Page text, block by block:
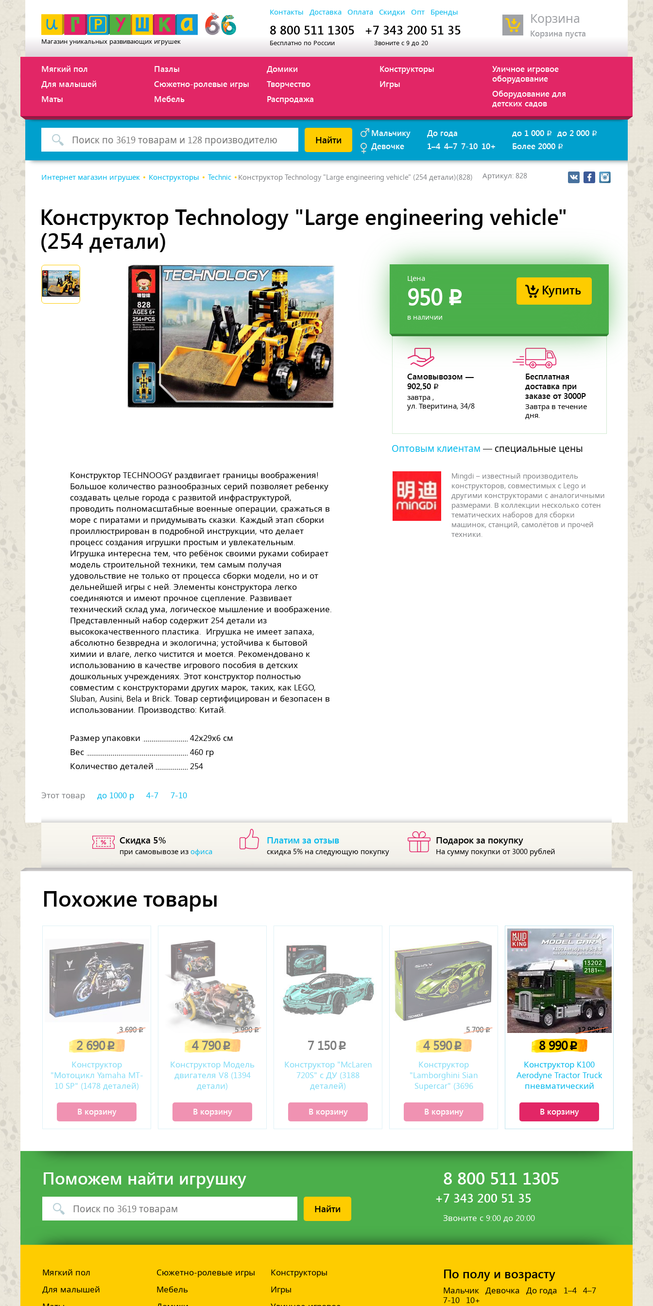
Корзина
Корзина пуста
Магазин уникальных развивающих игрушек
Контакты Доставка Оплата Скидки Опт Бренды
8 800 511 1305
Бесплатно по России
+7 343 200 51 35
Звоните с 9 до 20
Мягкий пол
Для малышей
Маты
Пазлы
Сюжетно-ролевые игры
Мебель
Домики
Творчество
Распродажа
Конструкторы
Игры
Уличное игровое
оборудование
Оборудование для
детских садов
Мальчику
Девочке
До года
1–4 4–7 7-10 10+
до 1 000 p до 2 000 p
Более 2000 p
Найти
Артикул: 828
Интернет магазин игрушек Конструкторы Technic Конструктор Technology "Large engineering vehicle" (254 детали)(828)
Конструктор Technology "Large engineering vehicle"
(254 детали)
Купить
Цена
950 p
в наличии
Самовывозом —
902,50 p
завтра ,
ул. Тверитина, 34/8
Бесплатная
доставка при
заказе от 3000Р
Завтра в течение
дня.
Оптовым клиентам — специальные цены
Конструктор TECHNOOGY раздвигает границы воображения!
Большое количество разнообразных серий позволяет ребенку
создавать целые города с развитой инфраструктурой,
проводить полномасштабные военные операции, сражаться в
море с пиратами и придумывать сказки. Каждый этап сборки
проиллюстрирован в подробной инструкции, что делает
процесс создания игрушки простым и увлекательным.
Игрушка интересна тем, что ребёнок своими руками собирает
модель строительной техники, тем самым получая
удовольствие не только от процесса сборки модели, но и от
дельнейшей игры с ней. Элементы конструктора легко
соединяются и имеют прочное сцепление. Развивает
технический склад ума, логическое мышление и воображение.
Представленный набор содержит 254 детали из
высококачественного пластика. Игрушка не имеет запаха,
абсолютно безвредна и экологична; устойчива к бытовой
химии и влаге, легко чистится и моется. Рекомендовано к
использованию в качестве игрового пособия в детских
дошкольных учреждениях. Этот конструктор полностью
совместим с конструкторами других марок, таких, как LEGO,
Sluban, Ausini, Bela и Brick. Товар сертифицирован и безопасен в
использовании. Производство: Китай.
Размер упаковки
42х29х6 см
Вес
460 гр
Количество деталей
254
Mingdi – известный производитель
конструкторов, совместимых с Lego и
другими конструкторами с аналогичными
размерами. В коллекции несколько сотен
тематических наборов для сборки
машинок, станций, самолётов и прочей
техники.
Этот товар до 1000 р 4-7 7-10
Скидка 5%
при самовывозе изофиса
Платим за отзыв
скидка 5% на следующую покупку
Подарок за покупку
На сумму покупки от 3000 рублей
Похожие товары
3 690p
2 690p
Конструктор
"Мотоцикл Yamaha MT-
10 SP" (1478 деталей)
В корзину
5 990p
4 790p
Конструктор Модель
двигателя V8 (1394
детали)
В корзину
7 150p
Конструктор "McLaren
720S" с ДУ (3188
деталей)
В корзину
5 700p
4 590p
Конструктор
"Lambоrghini Siаn
Suреrсar" (3696
В корзину
12 990p
8 990p
Конструктор K100
Aerodyne Tractor Truck
пневматический
В корзину
8 800 511 1305
+7 343 200 51 35
Звоните с 9:00 до 20:00
Поможем найти игрушку
Найти
По полу и возрасту
Мальчик Девочка До года 1–4
4–7
7-10
10+
Мягкий пол
Для малышей
Сюжетно-ролевые игры
Мебель
Конструкторы
Игры